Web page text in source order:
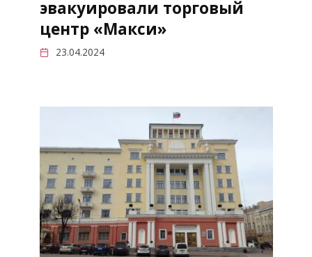
эвакуировали торговый
центр «Макси»
23.04.2024